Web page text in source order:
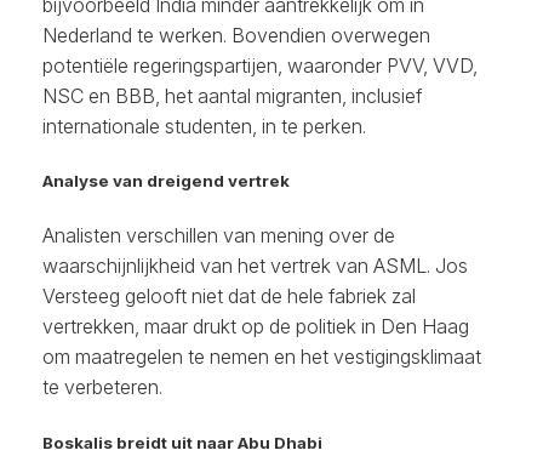
bijvoorbeeld India minder aantrekkelijk om in
Nederland te werken. Bovendien overwegen
potentiële regeringspartijen, waaronder PVV, VVD,
NSC en BBB, het aantal migranten, inclusief
internationale studenten, in te perken.
Analyse van dreigend vertrek
Analisten verschillen van mening over de
waarschijnlijkheid van het vertrek van ASML. Jos
Versteeg gelooft niet dat de hele fabriek zal
vertrekken, maar drukt op de politiek in Den Haag
om maatregelen te nemen en het vestigingsklimaat
te verbeteren.
Boskalis breidt uit naar Abu Dhabi